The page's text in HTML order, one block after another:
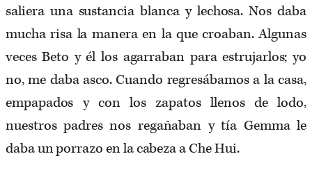
saliera una sustancia blanca y lechosa. Nos daba
mucha risa la manera en la que croaban. Algunas
veces Beto y él los agarraban para estrujarlos; yo
no, me daba asco. Cuando regresábamos a la casa,
empapados y con los zapatos llenos de lodo,
nuestros padres nos regañaban y tía Gemma le
daba un porrazo en la cabeza a Che Hui.